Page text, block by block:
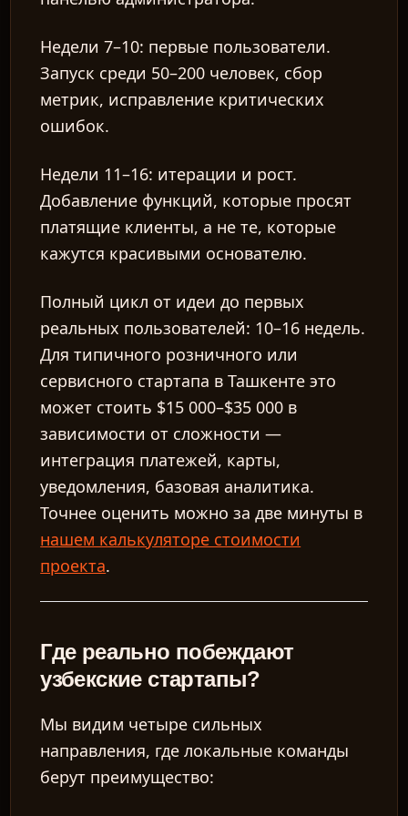
Недели 7–10: первые пользователи.
Запуск среди 50–200 человек, сбор
метрик, исправление критических
ошибок.
Недели 11–16: итерации и рост.
Добавление функций, которые просят
платящие клиенты, а не те, которые
кажутся красивыми основателю.
Полный цикл от идеи до первых
реальных пользователей: 10–16 недель.
Для типичного розничного или
сервисного стартапа в Ташкенте это
может стоить $15 000–$35 000 в
зависимости от сложности —
интеграция платежей, карты,
уведомления, базовая аналитика.
Точнее оценить можно за две минуты в
нашем калькуляторе стоимости
проекта.
Где реально побеждают
узбекские стартапы?
Мы видим четыре сильных
направления, где локальные команды
берут преимущество: